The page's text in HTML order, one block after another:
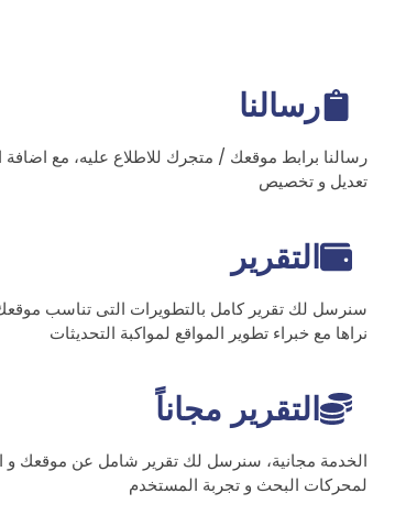
رسالنا
رسالنا برابط موقعك / متجرك للاطلاع عليه، مع اضافة
تعديل و تخصيص
التقرير
سنرسل لك تقرير كامل بالتطويرات التى تناسب
نراها مع خبراء تطوير المواقع لمواكبة التحديثات
التقرير مجاناً
الخدمة مجانية، سنرسل لك تقرير شامل عن موقعك و
لمحركات البحث و تجربة المستخدم